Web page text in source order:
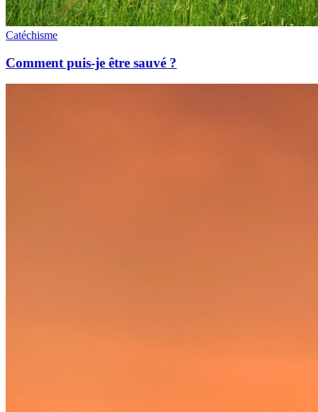
Catéchisme
Comment puis-je être sauvé ?